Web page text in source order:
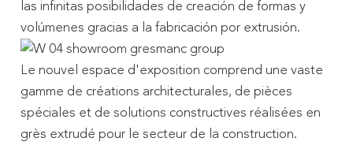
las infinitas posibilidades de creación de formas y
volúmenes gracias a la fabricación por extrusión.
Le nouvel espace d'exposition comprend une vaste
gamme de créations architecturales, de pièces
spéciales et de solutions constructives réalisées en
grès extrudé pour le secteur de la construction.